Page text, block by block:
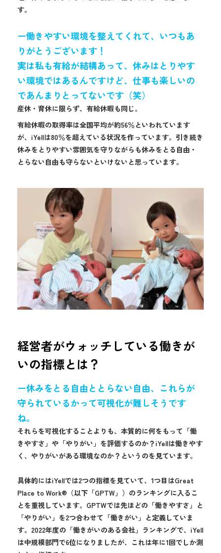
す。
ー働きやすい環境を整えてくれて、いつもあ
りがとうございます！
実は私も有給が結構あって、休みはとりやす
い環境ではあるんですけど、仕事も楽しいの
であんまりとってないです（笑）
産休・育休に限らず、有給休暇も同じ。
有給休暇の取得率は全国平均が約56％といわれています
が、iYellは80％を超えている状況を作っています。引き続き
休みをとりやすい雰囲気を守りながらも休みをとる自由・
とらない自由も守らないといけないと思っています。
経営者がウォッチしている働きが
いの指標とは？
ー休みをとる自由ととらない自由、これらが
守られているかって可視化が難しそうです
ね。
それらを可視化することよりも、本質的に何をもって「働
きやすさ」や「やりがい」を評価するのか？iYellは働きやす
く、やりがいがある環境なのか？というのを見ています。
具体的にはiYellでは2つの指標を見ていて、1つ目はGreat
Place to Work®（以下「GPTW」）のランキングに入るこ
とを重視しています。GPTWでは先ほどの「働きやすさ」と
「やりがい」を2つ合わせて「働きがい」と定義していま
す。2022年度の「働きがいのある会社」ランキングで、iYell
は中規模部門で6位になりましたが、これは年に1回でしか測